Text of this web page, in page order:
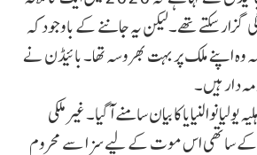
گزار سکتے تھے۔لیکن یہ جاننے کے باوجود کہ
وہ اپنے ملک پر بہت بھروسہ تھا۔ بائیڈن نے
دار ہیں۔
کا بیان سامنے آگیا۔ غیرملکی
ان کے ساتھی اس موت کے لیے سزا سے محروم